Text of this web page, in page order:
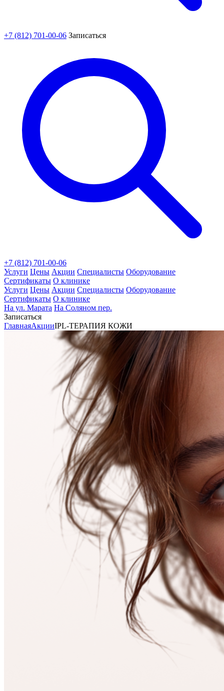
+7 (812) 701-00-06 Записаться
+7 (812) 701-00-06
Услуги Цены Акции Специалисты Оборудование
Сертификаты О клинике
Услуги Цены Акции Специалисты Оборудование
Сертификаты О клинике
На ул. Марата На Соляном пер.
Записаться
ГлавнаяАкцииIPL-ТЕРАПИЯ КОЖИ